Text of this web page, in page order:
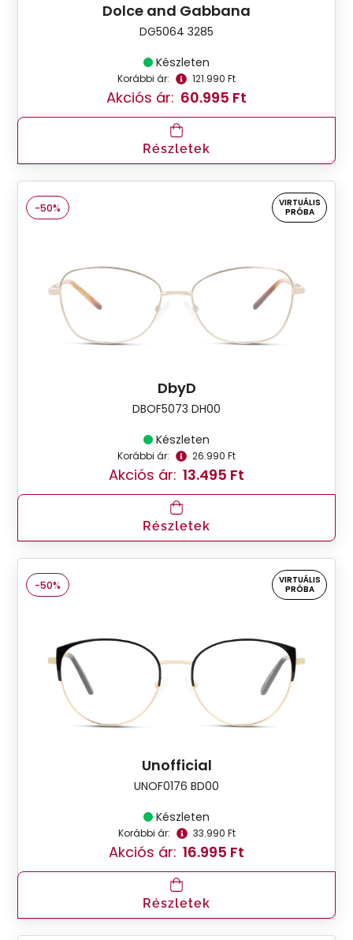
Dolce and Gabbana
DG5064 3285
Készleten
Korábbi ár: 121.990 Ft
Akciós ár: 60.995 Ft
Részletek
-50%
VIRTUÁLIS
PRÓBA
DbyD
DBOF5073 DH00
Készleten
Korábbi ár: 26.990 Ft
Akciós ár: 13.495 Ft
Részletek
-50%
VIRTUÁLIS
PRÓBA
Unofficial
UNOF0176 BD00
Készleten
Korábbi ár: 33.990 Ft
Akciós ár: 16.995 Ft
Részletek